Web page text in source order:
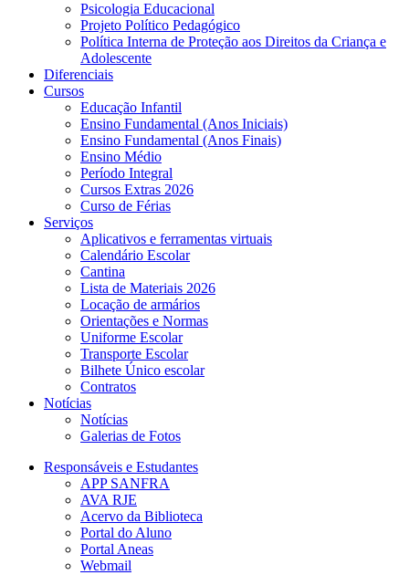
Psicologia Educacional
Projeto Político Pedagógico
Política Interna de Proteção aos Direitos da Criança e
Adolescente
Diferenciais
Cursos
Educação Infantil
Ensino Fundamental (Anos Iniciais)
Ensino Fundamental (Anos Finais)
Ensino Médio
Período Integral
Cursos Extras 2026
Curso de Férias
Serviços
Aplicativos e ferramentas virtuais
Calendário Escolar
Cantina
Lista de Materiais 2026
Locação de armários
Orientações e Normas
Uniforme Escolar
Transporte Escolar
Bilhete Único escolar
Contratos
Notícias
Notícias
Galerias de Fotos
Responsáveis e Estudantes
APP SANFRA
AVA RJE
Acervo da Biblioteca
Portal do Aluno
Portal Aneas
Webmail